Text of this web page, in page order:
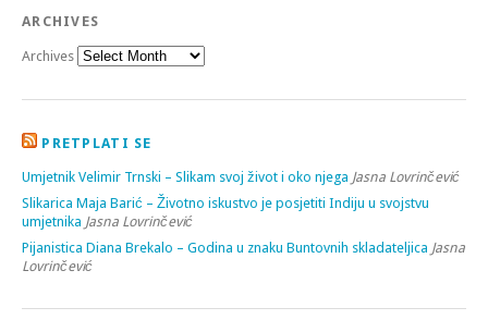
ARCHIVES
Archives
PRETPLATI SE
Umjetnik Velimir Trnski – Slikam svoj život i oko njega Jasna Lovrinčević
Slikarica Maja Barić – Životno iskustvo je posjetiti Indiju u svojstvu
umjetnika Jasna Lovrinčević
Pijanistica Diana Brekalo – Godina u znaku Buntovnih skladateljica Jasna
Lovrinčević